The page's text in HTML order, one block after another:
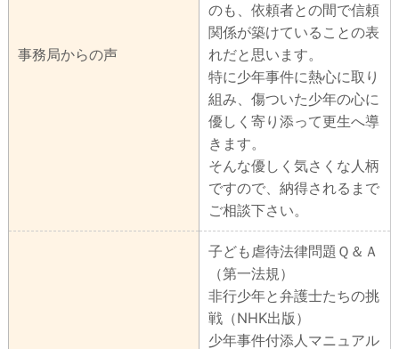
事務局からの声
のも、依頼者との間で信頼
関係が築けていることの表
れだと思います。
特に少年事件に熱心に取り
組み、傷ついた少年の心に
優しく寄り添って更生へ導
きます。
そんな優しく気さくな人柄
ですので、納得されるまで
ご相談下さい。
子ども虐待法律問題Ｑ＆Ａ
（第一法規）
非行少年と弁護士たちの挑
戦（NHK出版）
少年事件付添人マニュアル